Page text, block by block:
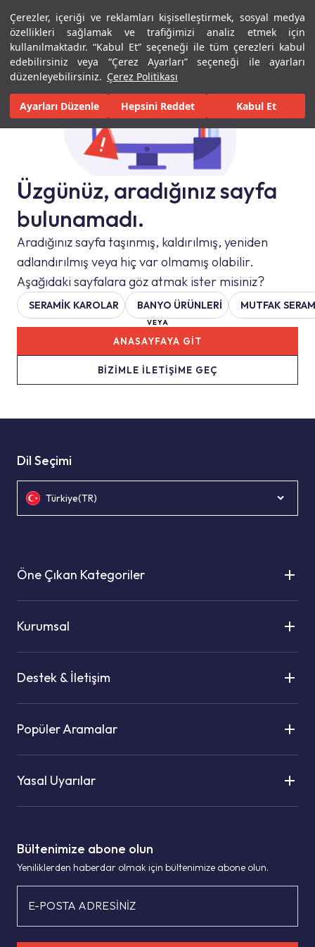
Çerezler, içeriği ve reklamları kişiselleştirmek, sosyal medya
özellikleri sağlamak ve trafiğimizi analiz etmek için
kullanılmaktadır. “Kabul Et” seçeneği ile tüm çerezleri kabul
edebilirsiniz veya “Çerez Ayarları” seçeneği ile ayarları
düzenleyebilirsiniz. Çerez Politikası
Ayarları Düzenle Hepsini Reddet Kabul Et
Menü Menü
Üzgünüz, aradığınız sayfa
bulunamadı.
Aradığınız sayfa taşınmış, kaldırılmış, yeniden
adlandırılmış veya hiç var olmamış olabilir.
Aşağıdaki sayfalara göz atmak ister misiniz?
SERAMIK KAROLAR BANYO ÜRÜNLERİ MUTFAK
VEYA
BİZİMLE İLETİŞİME GEÇ
ANASAYFAYA GİT
Bültenimize abone olun
Yeniliklerden haberdar olmak için bültenimize abone olun.
E-POSTA ADRESİNİZ
Dil Seçimi
Türkiye(TR)
Öne Çıkan Kategoriler
Kurumsal
Destek & İletişim
Popüler Aramalar
Yasal Uyarılar